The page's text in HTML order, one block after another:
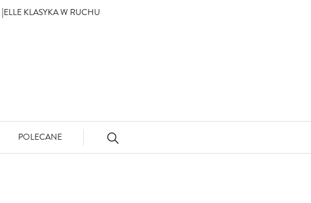
ELLE KLASYKA W RUCHU
POLECANE